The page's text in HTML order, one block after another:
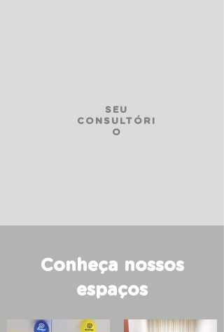
SEU
CONSULTÓRI
O
Conheça nossos
espaços